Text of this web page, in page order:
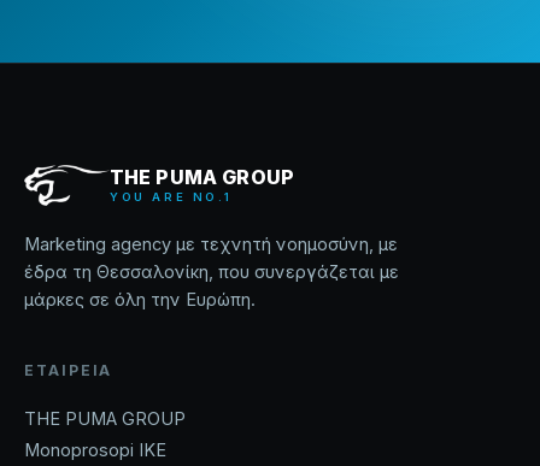
THE PUMA GROUP
YOU ARE NO.1
Marketing agency με τεχνητή νοημοσύνη, με
έδρα τη Θεσσαλονίκη, που συνεργάζεται με
μάρκες σε όλη την Ευρώπη.
ΕΤΑΙΡΕΊΑ
THE PUMA GROUP
Monoprosopi IKE